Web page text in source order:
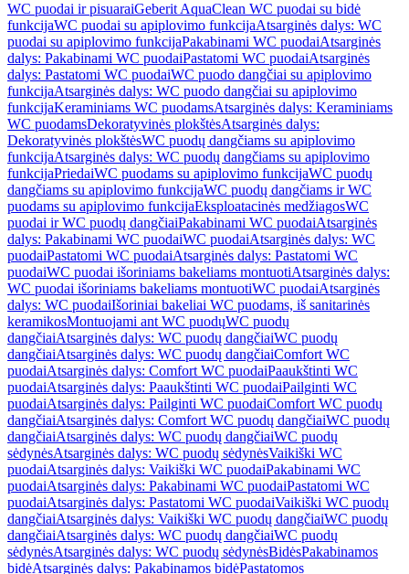
WC puodai ir pisuaraiGeberit AquaClean WC puodai su bidė
funkcijaWC puodai su apiplovimo funkcijaAtsarginės dalys: WC
puodai su apiplovimo funkcijaPakabinami WC puodaiAtsarginės
dalys: Pakabinami WC puodaiPastatomi WC puodaiAtsarginės
dalys: Pastatomi WC puodaiWC puodo dangčiai su apiplovimo
funkcijaAtsarginės dalys: WC puodo dangčiai su apiplovimo
funkcijaKeraminiams WC puodamsAtsarginės dalys: Keraminiams
WC puodamsDekoratyvinės plokštėsAtsarginės dalys:
Dekoratyvinės plokštėsWC puodų dangčiams su apiplovimo
funkcijaAtsarginės dalys: WC puodų dangčiams su apiplovimo
funkcijaPriedaiWC puodams su apiplovimo funkcijaWC puodų
dangčiams su apiplovimo funkcijaWC puodų dangčiams ir WC
puodams su apiplovimo funkcijaEksploatacinės medžiagosWC
puodai ir WC puodų dangčiaiPakabinami WC puodaiAtsarginės
dalys: Pakabinami WC puodaiWC puodaiAtsarginės dalys: WC
puodaiPastatomi WC puodaiAtsarginės dalys: Pastatomi WC
puodaiWC puodai išoriniams bakeliams montuotiAtsarginės dalys:
WC puodai išoriniams bakeliams montuotiWC puodaiAtsarginės
dalys: WC puodaiIšoriniai bakeliai WC puodams, iš sanitarinės
keramikosMontuojami ant WC puodųWC puodų
dangčiaiAtsarginės dalys: WC puodų dangčiaiWC puodų
dangčiaiAtsarginės dalys: WC puodų dangčiaiComfort WC
puodaiAtsarginės dalys: Comfort WC puodaiPaaukštinti WC
puodaiAtsarginės dalys: Paaukštinti WC puodaiPailginti WC
puodaiAtsarginės dalys: Pailginti WC puodaiComfort WC puodų
dangčiaiAtsarginės dalys: Comfort WC puodų dangčiaiWC puodų
dangčiaiAtsarginės dalys: WC puodų dangčiaiWC puodų
sėdynėsAtsarginės dalys: WC puodų sėdynėsVaikiški WC
puodaiAtsarginės dalys: Vaikiški WC puodaiPakabinami WC
puodaiAtsarginės dalys: Pakabinami WC puodaiPastatomi WC
puodaiAtsarginės dalys: Pastatomi WC puodaiVaikiški WC puodų
dangčiaiAtsarginės dalys: Vaikiški WC puodų dangčiaiWC puodų
dangčiaiAtsarginės dalys: WC puodų dangčiaiWC puodų
sėdynėsAtsarginės dalys: WC puodų sėdynėsBidėsPakabinamos
bidėAtsarginės dalys: Pakabinamos bidėPastatomos